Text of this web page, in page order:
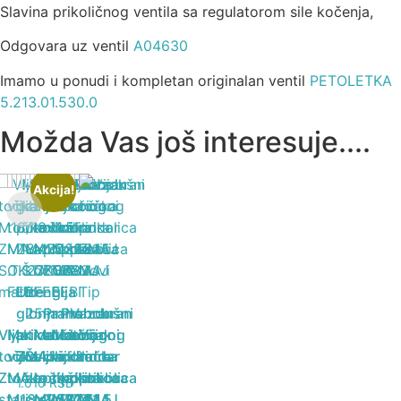
Slavina prikoličnog ventila sa regulatorom sile kočenja,
Odgovara uz ventil A04630
Imamo u ponudi i kompletan originalan ventil PETOLETKA
5.213.01.530.0
Možda Vas još interesuje....
Matica
vijka
točka
Uzengija
gibnja
prikolice
ZMAJ
1.010RSD
Šelna
za
Matica
vijka
točka
Prahobran
kočionog
cilindra
prikolica
Matica
vijka
točka
Prahobran
kočionog
cilindra
prikolica
Akcija!
Vazdušni
kočioni
cilindar
prikolica
Vijak
točka
prikolica